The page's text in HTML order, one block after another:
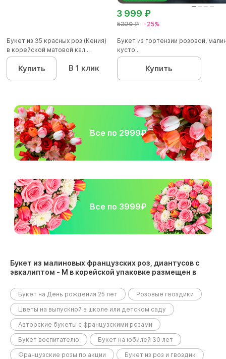
Букет из 35 красных роз (Кения)
в корейской матовой кал...
Купить В 1 клик
5320 ₽ -25%
3 999 ₽
Букет из гортензии розовой,
кусто...
Купить
Все по 2999₽
Все по 3999₽
Букет из малиновых французских роз, диантусов с
эвкалиптом - M в корейской упаковке размещен в
Букет на День рождения 25 лет
Розовые гвоздики
Цветы на выпускной в школе или детском саду
Авторские букеты с французскими розами
Букет воспитателю
Букет на юбилей 30 лет
Французские розы по акции
Букет из роз и гвоздик